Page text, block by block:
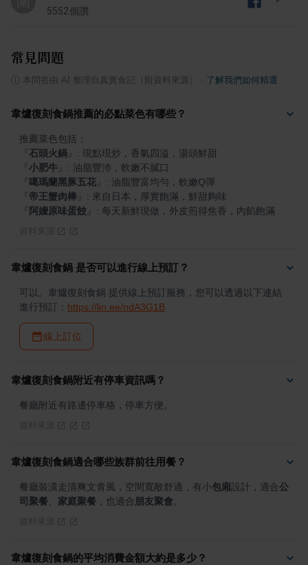
5552個讚
常見問題
本問答由 AI 整理自真實食記（附資料來源） 了解我們如何精選
韋爐復刻食鍋推薦的必點菜色有哪些？
石頭火鍋
小肥牛
噶瑪蘭黑豚五花
帝王蟹肉棒
阿嬤原味蛋餃 : 每天新鮮現做，外皮煎得焦香，內餡飽滿
韋爐復刻食鍋 是否可以進行線上預訂？
可以。韋爐復刻食鍋 提供線上預訂服務，您可以透過以下連結
進行預訂： https://lin.ee/ndA3G1B
線上訂位
韋爐復刻食鍋附近有停車資訊嗎？
餐廳附近有路邊停車格，停車方便。
韋爐復刻食鍋適合哪些族群前往用餐？
餐廳裝潢走清爽文青風，空間寬敞舒適，有小包廂設計，適合公
司聚餐
家庭聚餐 ，也適合 朋友聚會
韋爐復刻食鍋的平均消費金額大約是多少？